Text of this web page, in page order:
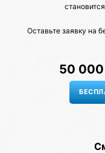
Оставьте заявку на
50 000